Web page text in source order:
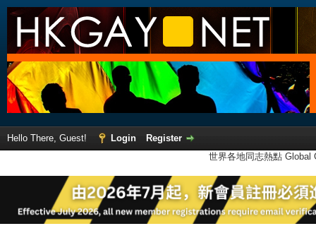
Hello There, Guest! Login
Register
世界各地同志熱點